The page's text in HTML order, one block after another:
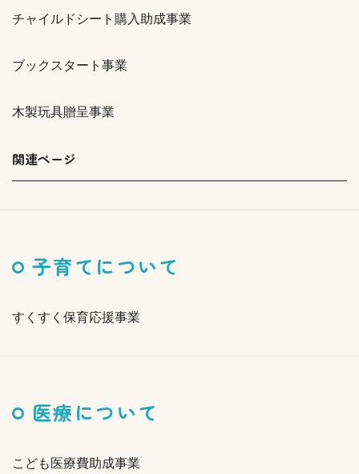
チャイルドシート購入助成事業
ブックスタート事業
木製玩具贈呈事業
関連ページ
子育てについて
すくすく保育応援事業
医療について
こども医療費助成事業